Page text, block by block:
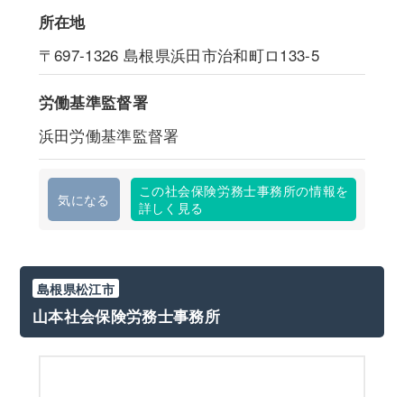
所在地
〒697-1326 島根県浜田市治和町ロ133-5
労働基準監督署
浜田労働基準監督署
気になる
この社会保険労務士事務所の情報を
詳しく見る
島根県松江市
山本社会保険労務士事務所